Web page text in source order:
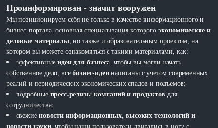
Проинформирован - значит вооружен
Мы позиционируем себя не только в качестве информационного и
бизнес-портала, основная специализация которогоэкономические и
деловые материалы, но также и образовательным проектом, на
котором вы можете ознакомиться с такими материалами, как:
эффективныеидеи для бизнеса, чтобы вы могли начать
собственное дело, всебизнес-идеи написаны с учетом современных
реалий и периодических экономических спадов и подъемов;
подробныепресс-релизы компаний и продуктов для
сотрудничества;
свежиеновости информационных, высоких технологий и
новости науки, чтобы наши пользователи двигались в ногу с